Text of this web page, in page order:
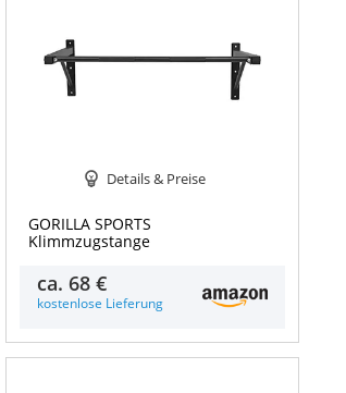
Details & Preise
GORILLA SPORTS
Klimmzugstange
ca.68 €
kostenlose Lieferung